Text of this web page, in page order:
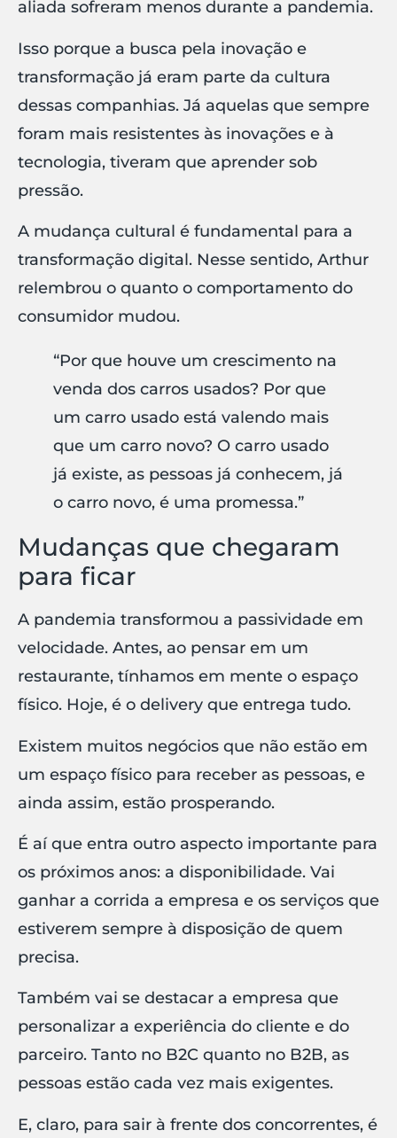
aliada sofreram menos durante a pandemia.
Isso porque a busca pela inovação e
transformação já eram parte da cultura
dessas companhias. Já aquelas que sempre
foram mais resistentes às inovações e à
tecnologia, tiveram que aprender sob
pressão.
A mudança cultural é fundamental para a
transformação digital. Nesse sentido, Arthur
relembrou o quanto o comportamento do
consumidor mudou.
“Por que houve um crescimento na
venda dos carros usados? Por que
um carro usado está valendo mais
que um carro novo? O carro usado
já existe, as pessoas já conhecem, já
o carro novo, é uma promessa.”
Mudanças que chegaram
para ficar
A pandemia transformou a passividade em
velocidade. Antes, ao pensar em um
restaurante, tínhamos em mente o espaço
físico. Hoje, é o delivery que entrega tudo.
Existem muitos negócios que não estão em
um espaço físico para receber as pessoas, e
ainda assim, estão prosperando.
É aí que entra outro aspecto importante para
os próximos anos: a disponibilidade. Vai
ganhar a corrida a empresa e os serviços que
estiverem sempre à disposição de quem
precisa.
Também vai se destacar a empresa que
personalizar a experiência do cliente e do
parceiro. Tanto no B2C quanto no B2B, as
pessoas estão cada vez mais exigentes.
E, claro, para sair à frente dos concorrentes, é